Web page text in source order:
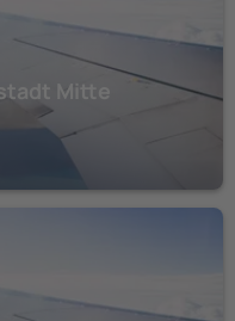
Mitte